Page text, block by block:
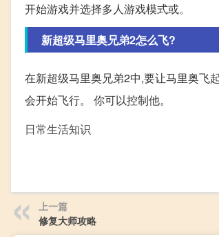
开始游戏并选择多人游戏模式或。
新超级马里奥兄弟2怎么飞?
在新超级马里奥兄弟2中,要让马里奥飞
会开始飞行。 你可以控制他。
日常生活知识
上一篇
修复大师攻略